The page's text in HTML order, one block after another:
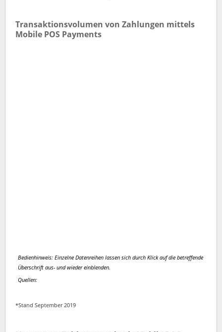
Transaktionsvolumen von Zahlungen mittels
Mobile POS Payments
Bedienhinweis: Einzelne Datenreihen lassen sich durch Klick auf die betreffende
Überschrift aus- und wieder einblenden.
Quellen:
*Stand September 2019